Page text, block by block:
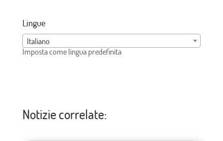
Lingue
Italiano
Imposta come lingua predefinita
Notizie correlate: